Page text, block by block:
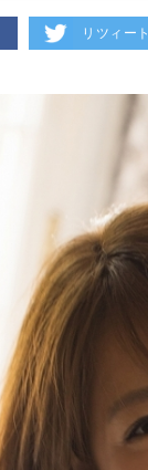
リツィート